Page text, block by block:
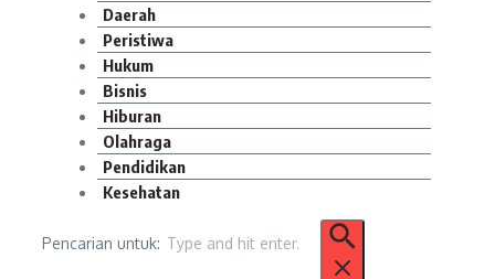
Daerah
Peristiwa
Hukum
Bisnis
Hiburan
Olahraga
Pendidikan
Kesehatan
Pencarian untuk: